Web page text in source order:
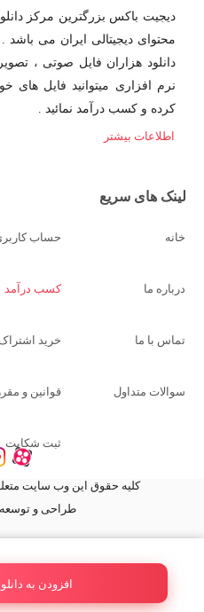
افزودن به
دیجیت باکس بزرگترین مرکز
محتوای دیجیتالی ایران می باشد
دانلود هزاران فایل صوتی ،
نرم افزاری میتوانید فایل
کرده و کسب درآمد نمائید .
اطلاعات بیشتر
لینک های سریع
خانه
درباره ما
تماس با ما
سوالات متداول
حساب
کسب درآمد
خرید اشتراک
قوانین و
ثبت شکایت
کلیه حقوق این وب سایت
طراحی و